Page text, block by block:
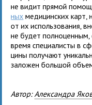
не видит пря­мой
ных меди­цин­ских карт,
от их исполь­зо­ва­ния,
не будет
время спе­ци­а­ли­сты в
цины полу­чают
зало­жен боль­шой
Автор: Александра